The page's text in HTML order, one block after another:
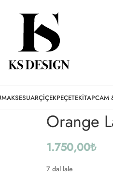
AKSESUARÇIÇEKPEÇETEKITAPCAM
Ana Sayfa Çiçek
Orange
1.750,00₺
7 dal lale